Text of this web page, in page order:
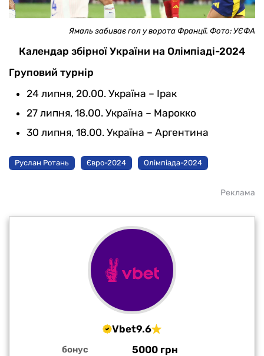
Ямаль забиває гол у ворота Франції. Фото: УЄФА
Календар збірної України на Олімпіаді-2024
Груповий турнір
24 липня, 20.00. Україна – Ірак
27 липня, 18.00. Україна – Марокко
30 липня, 18.00. Україна – Аргентина
Руслан Ротань Євро-2024 Олімпіада-2024
Реклама
Vbet9.6
бонус 5000 грн